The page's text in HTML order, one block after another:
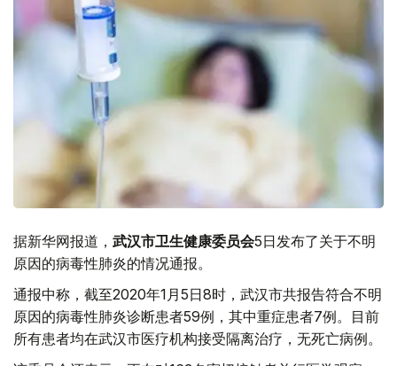
据新华网报道， 武汉市卫生健康委员会5日发布了关于不明
原因的病毒性肺炎的情况通报。
通报中称，截至2020年1月5日8时，武汉市共报告符合不明
原因的病毒性肺炎诊断患者59例，其中重症患者7例。目前
所有患者均在武汉市医疗机构接受隔离治疗，无死亡病例。